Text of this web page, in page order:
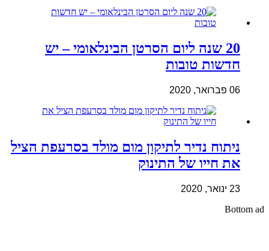
20 שנה ליום הסרטן הבינלאומי – יש
חדשות טובות
06 פברואר, 2020
ניתוח נדיר לתיקון מום מולד בסרעפת הציל
את חייו של התינוק
23 ינואר, 2020
Bottom ad